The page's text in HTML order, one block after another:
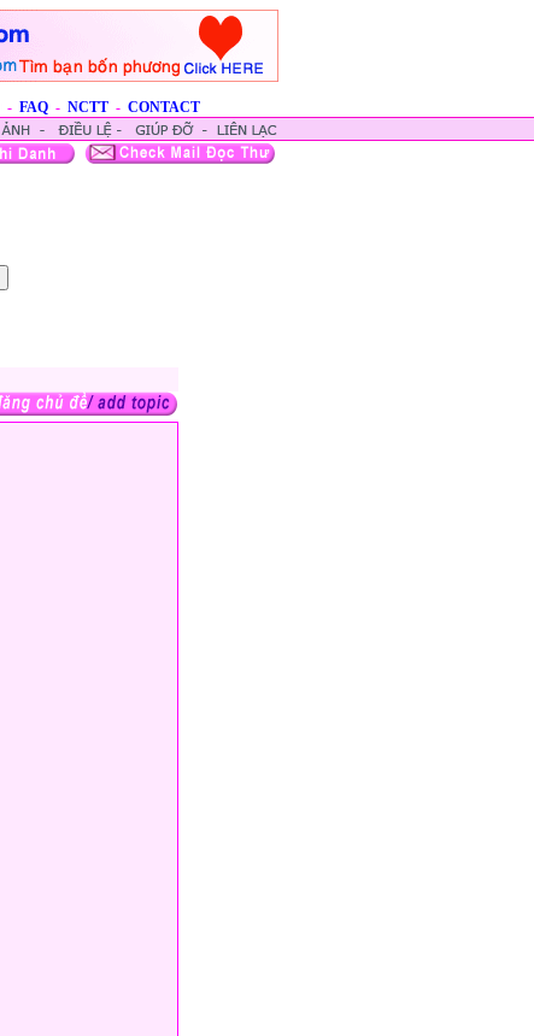
- FAQ - NCTT - CONTACT